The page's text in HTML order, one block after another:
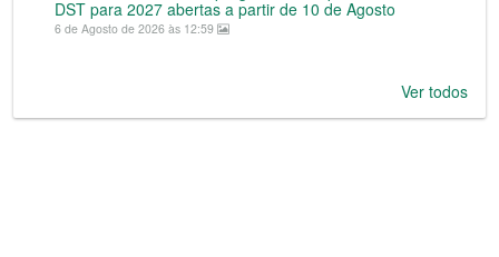
DST para 2027 abertas a partir de 10 de Agosto
6 de Agosto de 2026 às 12:59
Ver todos